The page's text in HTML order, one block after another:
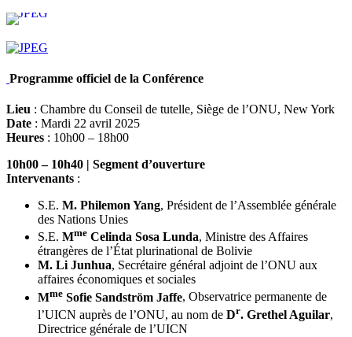
Programme officiel de la Conférence
Lieu : Chambre du Conseil de tutelle, Siège de l’ONU, New York
Date : Mardi 22 avril 2025
Heures : 10h00 – 18h00
10h00 – 10h40 | Segment d’ouverture
Intervenants :
S.E. M. Philemon Yang, Président de l’Assemblée générale
des Nations Unies
S.E. Mme Celinda Sosa Lunda, Ministre des Affaires
étrangères de l’État plurinational de Bolivie
M. Li Junhua, Secrétaire général adjoint de l’ONU aux
affaires économiques et sociales
Mme Sofie Sandström Jaffe, Observatrice permanente de
l’UICN auprès de l’ONU, au nom de Dr. Grethel Aguilar,
Directrice générale de l’UICN